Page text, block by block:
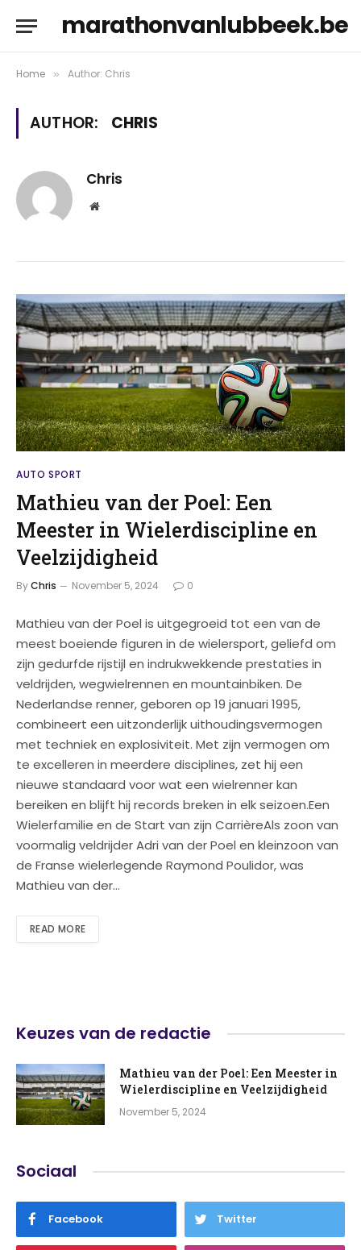
marathonvanlubbeek.be
Home » Author: Chris
AUTHOR: CHRIS
Chris
Website
AUTO SPORT
Mathieu van der Poel: Een
Meester in Wielerdiscipline en
Veelzijdigheid
ByChris November 5, 2024 0
Mathieu van der Poel is uitgegroeid tot een van de
meest boeiende figuren in de wielersport, geliefd om
zijn gedurfde rijstijl en indrukwekkende prestaties in
veldrijden, wegwielrennen en mountainbiken. De
Nederlandse renner, geboren op 19 januari 1995,
combineert een uitzonderlijk uithoudingsvermogen
met techniek en explosiviteit. Met zijn vermogen om
te excelleren in meerdere disciplines, zet hij een
nieuwe standaard voor wat een wielrenner kan
bereiken en blijft hij records breken in elk seizoen.Een
Wielerfamilie en de Start van zijn CarrièreAls zoon van
voormalig veldrijder Adri van der Poel en kleinzoon van
de Franse wielerlegende Raymond Poulidor, was
Mathieu van der…
READ MORE
Keuzes van de redactie
Mathieu van der Poel: Een Meester in
Wielerdiscipline en Veelzijdigheid
November 5, 2024
Sociaal
Facebook Twitter